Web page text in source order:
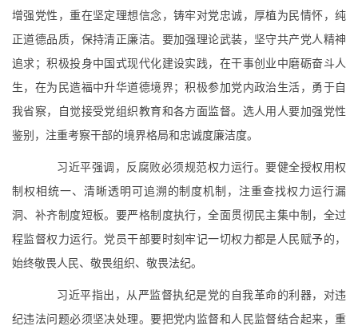
增强党性，重在坚定理想信念，铸牢对党忠诚，厚植为民情怀，纯
正道德品质，保持清正廉洁。要加强理论武装，坚守共产党人精神
追求；积极投身中国式现代化建设实践，在干事创业中磨砺奋斗人
生，在为民造福中升华道德境界；积极参加党内政治生活，勇于自
我省察，自觉接受党组织教育和各方面监督。选人用人要加强党性
鉴别，注重考察干部的境界格局和忠诚度廉洁度。
习近平强调，反腐败必须规范权力运行。要健全授权用权
制权相统一、清晰透明可追溯的制度机制，注重查找权力运行漏
洞、补齐制度短板。要严格制度执行，全面贯彻民主集中制，全过
程监督权力运行。党员干部要时刻牢记一切权力都是人民赋予的，
始终敬畏人民、敬畏组织、敬畏法纪。
习近平指出，从严监督执纪是党的自我革命的利器，对违
纪违法问题必须坚决处理。要把党内监督和人民监督结合起来，重